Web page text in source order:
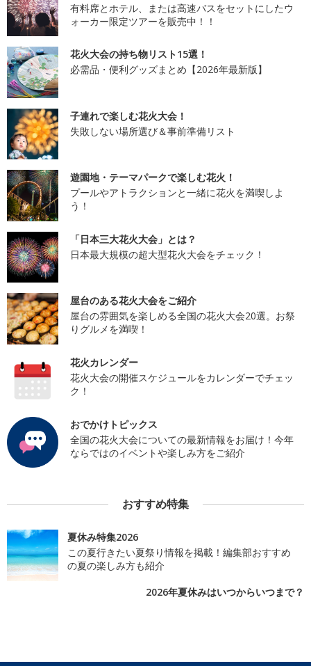
有料席とホテル、または高速バスをセットにしたウ
ォーカー限定ツアーを販売中！！
花火大会の持ち物リスト15選！
必需品・便利グッズまとめ【2026年最新版】
子連れで楽しむ花火大会！
失敗しない場所選び＆事前準備リスト
遊園地・テーマパークで楽しむ花火！
プールやアトラクションと一緒に花火を満喫しよ
う！
「日本三大花火大会」とは？
日本最大規模の超大型花火大会をチェック！
屋台のある花火大会をご紹介
屋台の雰囲気を楽しめる全国の花火大会20選。お祭
りグルメを満喫！
花火カレンダー
花火大会の開催スケジュールをカレンダーでチェッ
ク！
おでかけトピックス
全国の花火大会についての最新情報をお届け！今年
ならではのイベントや楽しみ方をご紹介
おすすめ特集
夏休み特集2026
この夏行きたい夏祭り情報を掲載！編集部おすすめ
の夏の楽しみ方も紹介
2026年夏休みはいつからいつまで？